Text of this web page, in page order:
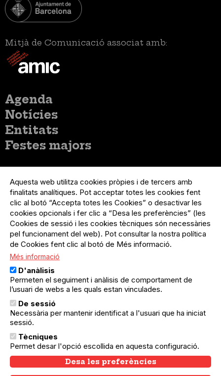
Mitjà de Comunicació associat amb:
Menú
principal
Agenda
Notícies
Entitats
Festes majors
del
compte
d'usuari
Menú
usuari
no
loggat
Registre organització
Menú
Peu
Sobre el projecte
Preguntes freqüents
Contacte
Menú
Legal
Política de privacitat
Avís legal
Política de cookies
El Quèdequè no es fa responsable de les activitats
programades; en són responsables els col·lectius
organitzadors.
© Quedequè, 2025
Aquesta web utilitza cookies pròpies i de tercers amb
finalitats analítiques. Pot acceptar totes les cookies fent
clic al botó “Accepta totes les Cookies” o desactivar les
cookies opcionals i fer clic a “Desa les preferències” (les
Cookies de sessió i les cookies tècniques són necessàries
pel funcionament del web). Pot consultar la nostra política
de Cookies fent clic al botó de Més informació.
Més informació
D'anàlisis
Permeten el seguiment i anàlisis de comportament de
l’usuari de webs a les quals estan vinculades.
De sessió
Necessària per mantenir identificat a l'usuari que ha iniciat
sessió.
Tècniques
Permet desar l'opció escollida en aquesta configuració.
Desa les preferències